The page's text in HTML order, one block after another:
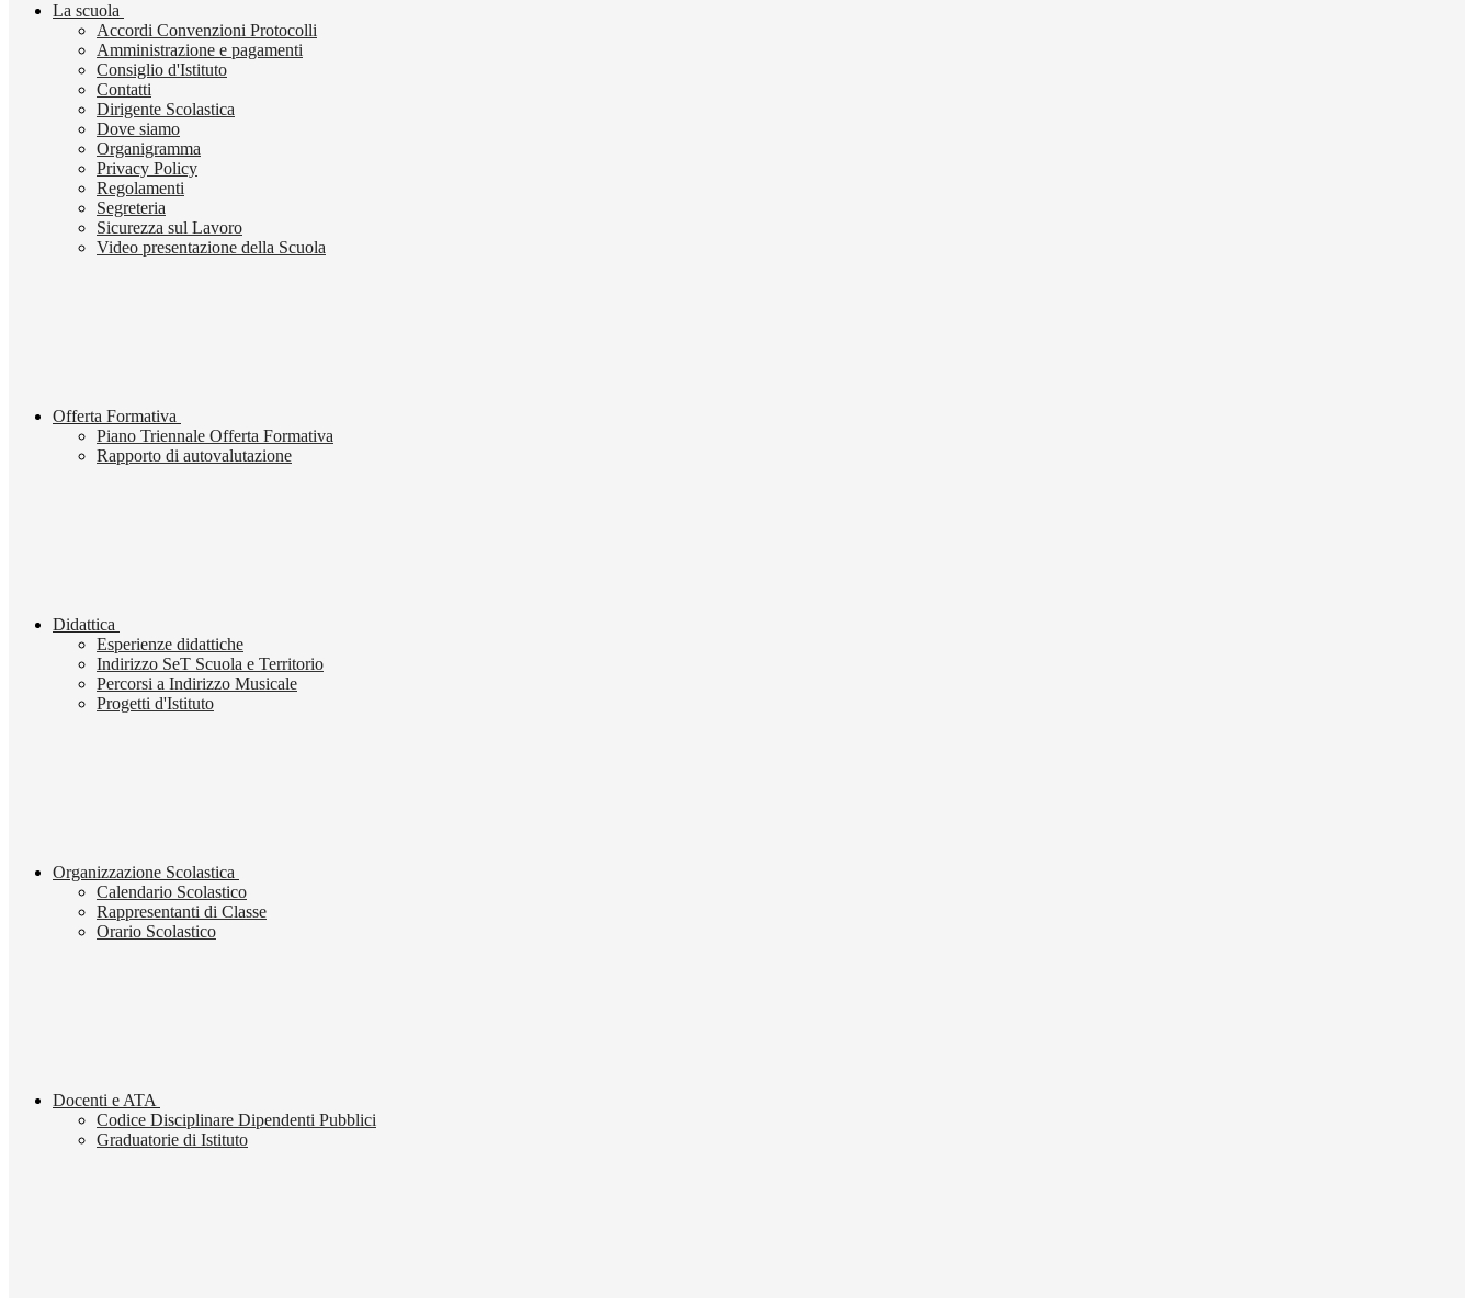
La scuola
Accordi Convenzioni Protocolli
Amministrazione e pagamenti
Consiglio d'Istituto
Contatti
Dirigente Scolastica
Dove siamo
Organigramma
Privacy Policy
Regolamenti
Segreteria
Sicurezza sul Lavoro
Video presentazione della Scuola
Offerta Formativa
Piano Triennale Offerta Formativa
Rapporto di autovalutazione
Didattica
Esperienze didattiche
Indirizzo SeT Scuola e Territorio
Percorsi a Indirizzo Musicale
Progetti d'Istituto
Organizzazione Scolastica
Calendario Scolastico
Rappresentanti di Classe
Orario Scolastico
Docenti e ATA
Codice Disciplinare Dipendenti Pubblici
Graduatorie di Istituto